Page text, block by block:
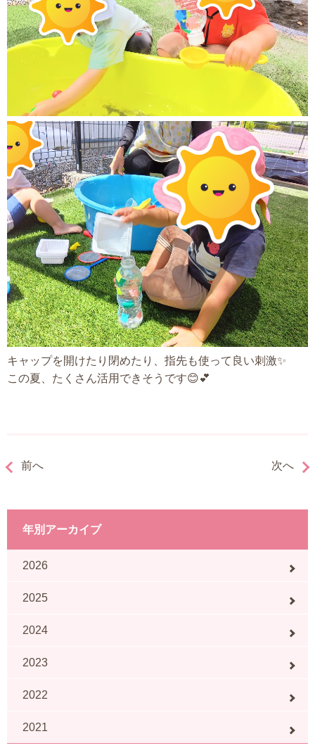
キャップを開けたり閉めたり、指先も使って良い刺激✨
この夏、たくさん活用できそうです😊💕
前へ 次へ
年別アーカイブ
2026
2025
2024
2023
2022
2021